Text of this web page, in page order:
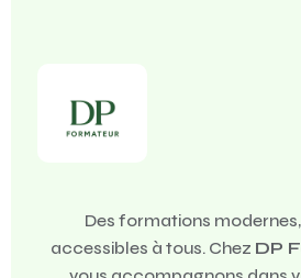
Des formations
accessibles à tous. Chez DP